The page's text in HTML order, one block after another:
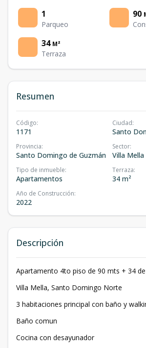
1
Parqueo
90
34 M²
Terraza
Resumen
Código:
1171
Ciudad:
Santo
Provincia:
Santo Domingo de Guzmán
Sector:
Villa Mella
Tipo de inmueble:
Apartamentos
Terraza:
34 m²
Año de Construcción:
2022
Descripción
Apartamento 4to piso de 90 mts + 34
Villa Mella, Santo Domingo Norte
3 habitaciones principal con baño y
Baño comun
Cocina con desayunador